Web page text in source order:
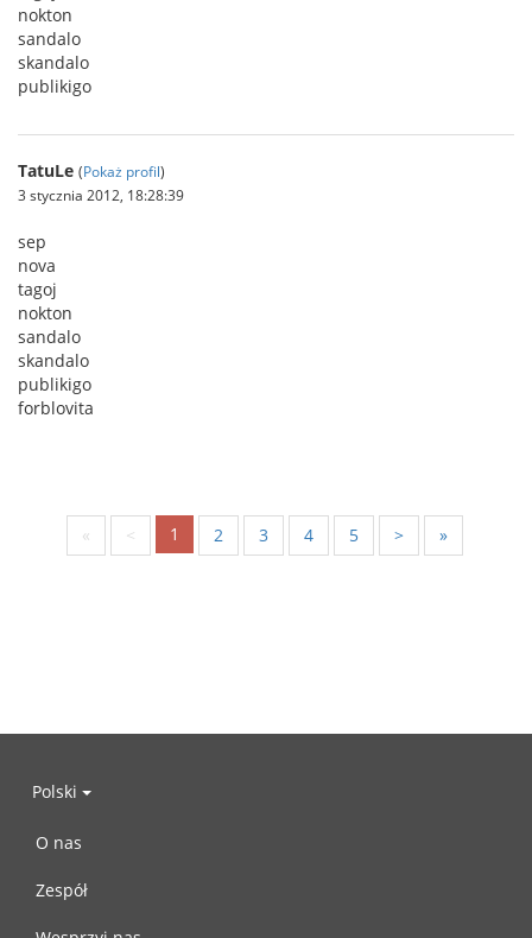
nokton
sandalo
skandalo
publikigo
TatuLe (Pokaż profil)
3 stycznia 2012, 18:28:39
sep
nova
tagoj
nokton
sandalo
skandalo
publikigo
forblovita
« < 1 2 3 4 5 > »
Polski
O nas
Zespół